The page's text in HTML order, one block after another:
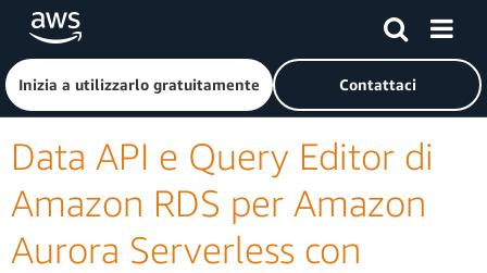
Passa al contenuto principale
Fai clic qui per tornare alla home page di Amazon Web
Inizia a utilizzarlo gratuitamente Contattaci
Data API e Query Editor di
Amazon RDS per Amazon
Aurora Serverless con